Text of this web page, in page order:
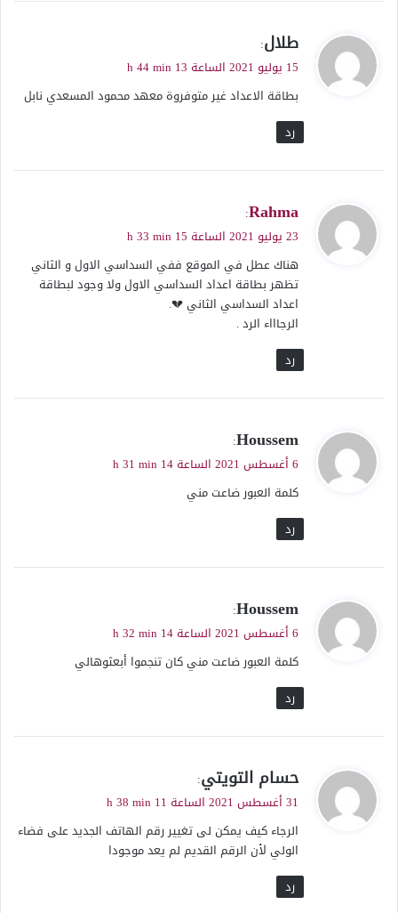
ي
ق
ل
طلال:
15 يوليو 2021 الساعة 13 h 44 min
بطاقة الاعداد غير متوفروة معهد محمود المسعدي نابل
رد
ي
ق
ل
Rahma
:
23 يوليو 2021 الساعة 15 h 33 min
هناك عطل في الموقع ففي السداسي الاول و الثاني
تظهر بطاقة اعداد السداسي الاول ولا وجود لبطاقة
اعداد السداسي الثاني 💔.
الرجاااء الرد .
رد
ي
ق
ل
Houssem
:
6 أغسطس 2021 الساعة 14 h 31 min
كلمة العبور ضاعت مني
رد
ي
ق
ل
Houssem
:
6 أغسطس 2021 الساعة 14 h 32 min
كلمة العبور ضاعت مني كان تنجموا أبعثوهالي
رد
ي
ق
ل
حسام التويتي:
31 أغسطس 2021 الساعة 11 h 38 min
الرجاء كيف يمكن لى تغيير رقم الهاتف الجديد على فضاء
الولي لأن الرقم القديم لم يعد موجودا
رد